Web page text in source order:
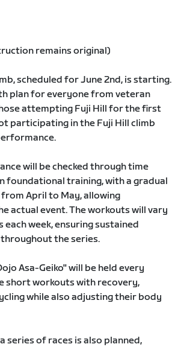
remains original)
scheduled for June 2nd, is starting.
plan for everyone from veteran
attempting Fuji Hill for the first
participating in the Fuji Hill climb
will be checked through time
foundational training, with a gradual
April to May, allowing
actual event. The workouts will vary
week, ensuring sustained
the series.
Asa-Geiko" will be held every
short workouts with recovery,
while also adjusting their body
series of races is also planned,